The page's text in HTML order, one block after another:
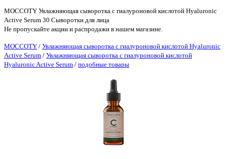
MOCCOTY Увлажняющая сыворотка с гиалуроновой кислотой Hyaluronic
Active Serum 30 Сыворотки для лица
Не пропускайте акции и распродажи в нашем магазине.
MOCCOTY / Увлажняющая сыворотка с гиалуроновой кислотой Hyaluronic
Active Serum / Увлажняющая сыворотка с гиалуроновой кислотой
Hyaluronic Active Serum / подобные товары